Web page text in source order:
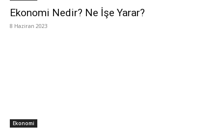
Ekonomi Nedir? Ne İşe Yarar?
8 Haziran 2023
Ekonomi